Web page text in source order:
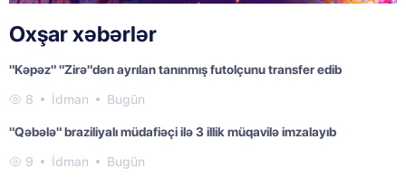
Oxşar xəbərlər
"Kəpəz" "Zirə"dən ayrılan tanınmış futolçunu transfer edib
8 İdman Bugün
"Qəbələ" braziliyalı müdafiəçi ilə 3 illik müqavilə imzalayıb
9 İdman Bugün